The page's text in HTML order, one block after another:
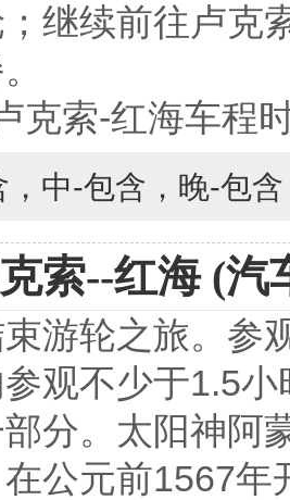
继续前往卢克
克索-红海车程
，中-包含，晚-包
索--红海 (汽
游轮之旅。参
观不少于1.5
分。太阳神阿
公元前1567